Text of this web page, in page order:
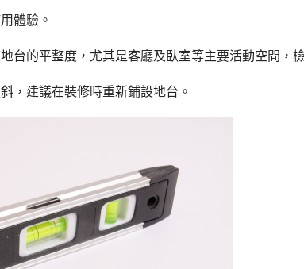
體驗。
台的平整度，尤其是客廳及臥室等主要活動空間，
，建議在裝修時重新鋪設地台。